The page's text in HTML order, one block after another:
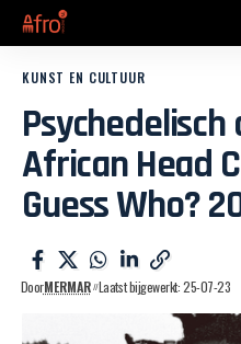
KUNST EN CULTUUR
African Head
Guess Who?
DoorMERMAR Laatst bijgewerkt: 25-07-23